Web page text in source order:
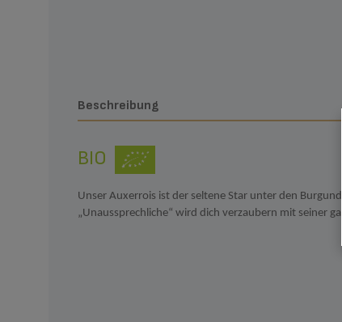
Beschreibung
BIO
Unser Auxerrois ist der seltene Star unter den
„Unaussprechliche“ wird dich verzaubern mit seiner